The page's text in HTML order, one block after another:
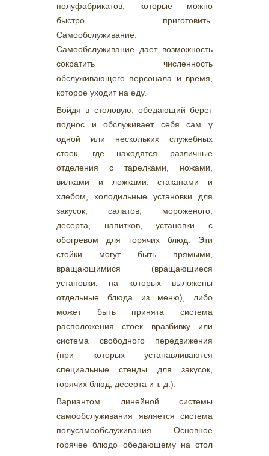
полуфабрикатов, которые можно
быстро приготовить.
Самообслуживание.
Самообслуживание дает возможность
сократить численность
обслуживающего персонала и время,
которое уходит на еду.
Войдя в столовую, обедающий берет
поднос и обслуживает себя сам у
одной или нескольких служебных
стоек, где находятся различные
отделения с тарелками, ножами,
вилками и ложками, стаканами и
хлебом, холодильные установки для
закусок, салатов, мороженого,
десерта, напитков, установки с
обогревом для горячих блюд. Эти
стойки могут быть прямыми,
вращающимися (вращающиеся
установки, на которых выложены
отдельные блюда из меню), либо
может быть принята система
расположения стоек вразбивку или
система свободного передвижения
(при которых устанавливаются
специальные стенды для закусок,
горячих блюд, десерта и т. д.).
Вариантом линейной системы
самообслуживания является система
полусамообслуживания. Основное
горячее блюдо обедающему на стол